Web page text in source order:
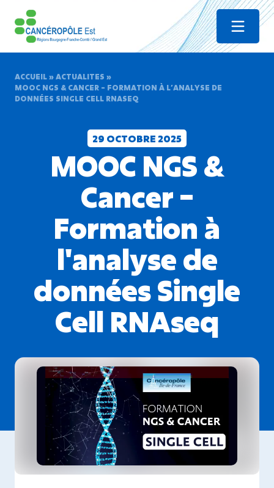
Menu
ACCUEIL»ACTUALITES »
MOOC NGS & CANCER – FORMATION À L’ANALYSE DE
DONNÉES SINGLE CELL RNASEQ
29 OCTOBRE 2025
MOOC NGS &
Cancer –
Formation à
l'analyse de
données Single
Cell RNAseq